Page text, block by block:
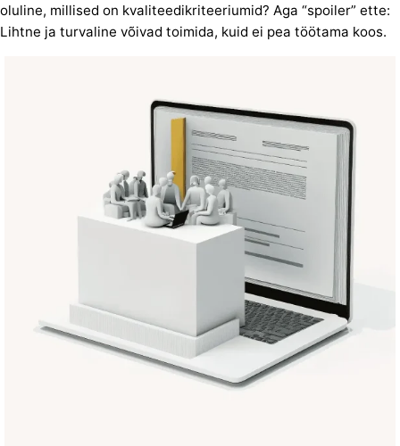
oluline, millised on kvaliteedikriteeriumid? Aga “spoiler” ette:
Lihtne ja turvaline võivad toimida, kuid ei pea töötama koos.